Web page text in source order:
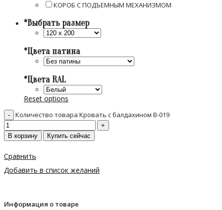
КОРОБ С ПОДЪЕМНЫМ МЕХАНИЗМОМ
*Выбрать размер
*Цвета патина
*Цвета RAL
Reset options
Количество товара Кровать с балдахином B-019
В корзину Купить сейчас
Сравнить
Добавить в список желаний
Информация о товаре